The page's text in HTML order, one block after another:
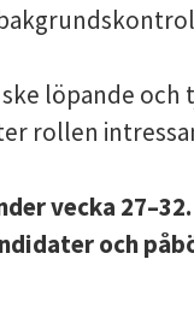
löpande
rollen
vecka
och